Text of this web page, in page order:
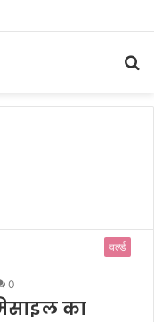
वर्ल्ड
0
का